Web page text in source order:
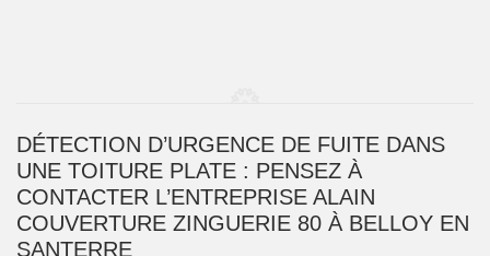
DÉTECTION D’URGENCE DE FUITE DANS
UNE TOITURE PLATE : PENSEZ À
CONTACTER L’ENTREPRISE ALAIN
COUVERTURE ZINGUERIE 80 À BELLOY EN
SANTERRE